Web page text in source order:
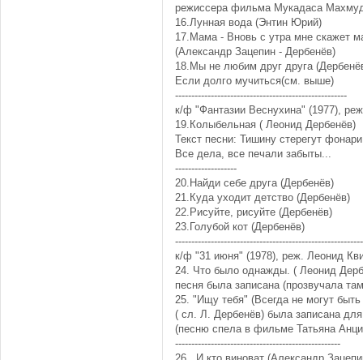
режиссера фильма Мукадаса
16.Лунная вода (Энтин Юрий)
17.Мама - Вновь с утра мне скажет
(Александр Зацепин - Дербенёв)
18.Мы не любим друг друга
Если долго мучиться(см. выше)
-----------------------------------------------------
к/ф "Фантазии Веснухина" (1977),
19.Колыбельная ( Леонид Дербенёв)
Текст песни: Тишину стерегут
Все дела, все печали забыты...
-------------------
20.Найди себе друга (Дербенёв)
21.Куда уходит детство (Дербенёв)
22.Рисуйте, рисуйте (Дербенёв)
23.Голубой кот (Дербенёв)
----------------------------------------------------------
к/ф "31 июня" (1978), реж. Леонид
24. Что было однажды. ( Леонид
песня была записана (прозвучала
25. "Ищу тебя" (Всегда не могут
( сл. Л. Дербенёв) была записана
(песню спела в фильме Татьяна
---------------------------------------------------